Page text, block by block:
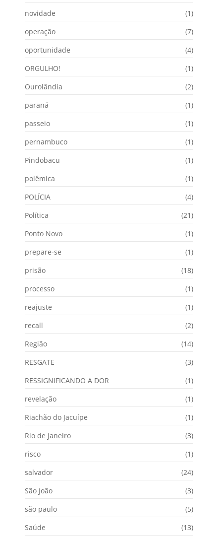
novidade
(1)
operação
(7)
oportunidade
(4)
ORGULHO!
(1)
Ourolândia
(2)
paraná
(1)
passeio
(1)
pernambuco
(1)
Pindobacu
(1)
polêmica
(1)
POLÍCIA
(4)
Política
(21)
Ponto Novo
(1)
prepare-se
(1)
prisão
(18)
processo
(1)
reajuste
(1)
recall
(2)
Região
(14)
RESGATE
(3)
RESSIGNIFICANDO A DOR
(1)
revelação
(1)
Riachão do Jacuípe
(1)
Rio de Janeiro
(3)
risco
(1)
salvador
(24)
São João
(3)
são paulo
(5)
Saúde
(13)